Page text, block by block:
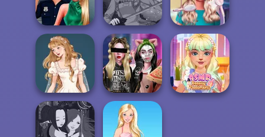
Style Police
Officer
SNK Cosplayer
Nerd To Popular
Makeover Mania
Wedding Dress
Billie's Weekly